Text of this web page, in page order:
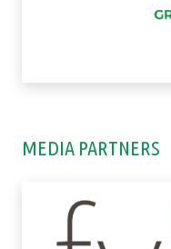
MEDIA PARTNERS